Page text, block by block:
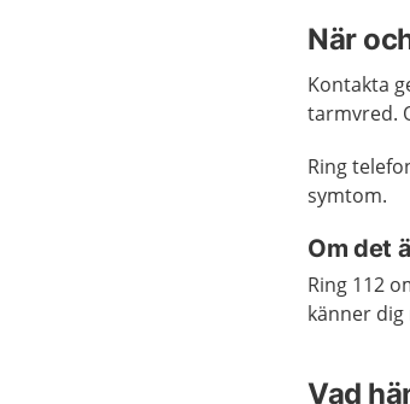
När
Kontakta
tarmvred.
Ring
symtom.
Om det
Ring 112
känner dig
Vad